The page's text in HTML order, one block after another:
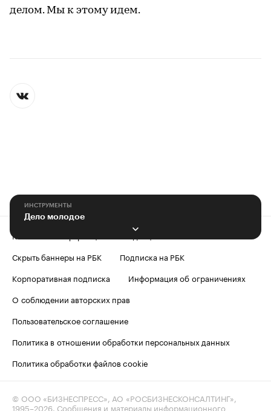
делом. Мы к этому идем.
ИНСТРУМЕНТЫ
Дело молодое
Контактная информация
Редакция
Скрыть баннеры на РБК
Подписка на РБК
Корпоративная подписка
Информация об ограничениях
О соблюдении авторских прав
Пользовательское соглашение
Политика в отношении обработки персональных данных
Политика обработки файлов cookie
© ООО «БИЗНЕСПРЕСС», АО «РОСБИЗНЕСКОНСАЛТИНГ»,
1995–2026 . Сообщения и материалы информационного